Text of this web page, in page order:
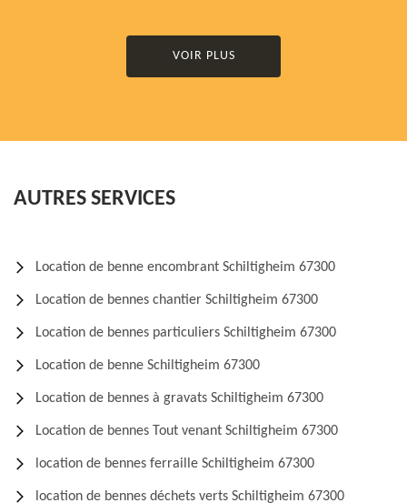
VOIR PLUS
AUTRES SERVICES
Location de benne encombrant Schiltigheim 67300
Location de bennes chantier Schiltigheim 67300
Location de bennes particuliers Schiltigheim 67300
Location de benne Schiltigheim 67300
Location de bennes à gravats Schiltigheim 67300
Location de bennes Tout venant Schiltigheim 67300
location de bennes ferraille Schiltigheim 67300
location de bennes déchets verts Schiltigheim 67300